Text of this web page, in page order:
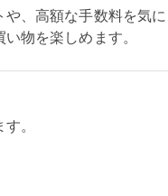
、高額な手数料を気に
物を楽しめます。
。